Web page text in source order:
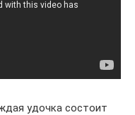
удочка состоит